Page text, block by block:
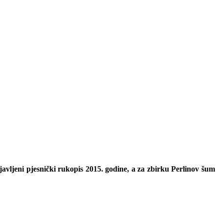
pjesnički rukopis 2015. godine, a za zbirku Perlinov šum